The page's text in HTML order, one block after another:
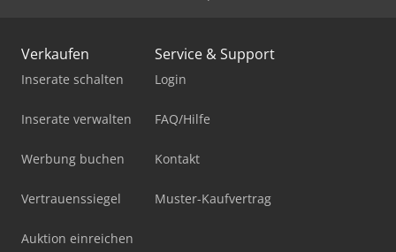
Verkaufen
Inserate schalten
Inserate verwalten
Werbung buchen
Vertrauenssiegel
Auktion einreichen
Service & Support
Login
FAQ/Hilfe
Kontakt
Muster-Kaufvertrag